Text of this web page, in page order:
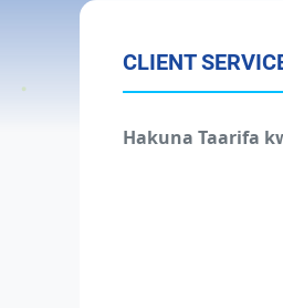
CLIENT
Hakuna Taarifa